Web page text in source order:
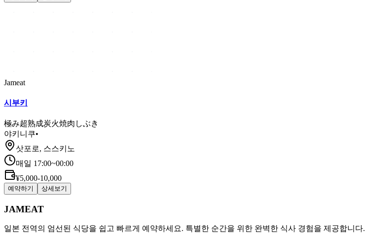
Jameat
시부키
極み超熟成炭火焼肉しぶき
야키니쿠•
삿포로, 스스키노
매일 17:00~00:00
¥5,000-10,000
예약하기 상세보기
JAMEAT
일본 전역의 엄선된 식당을 쉽고 빠르게 예약하세요. 특별한 순간을 위한 완벽한 식사 경험을 제공합니다.